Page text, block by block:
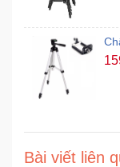
Bài viết liên